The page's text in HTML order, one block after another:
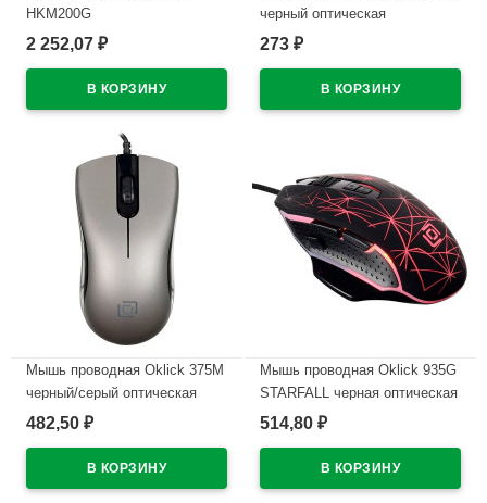
HKM200G
HADES(клавиатура,мышь,гарнитура,коврик)
2 252,07 ₽
черный оптическая
В наличии
273 ₽
Мышь проводная Oklick 375M
черный/серый оптическая
В наличии
482,50 ₽
Мышь проводная Oklick 935G
STARFALL черная оптическая
В наличии
514,80 ₽